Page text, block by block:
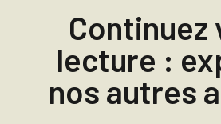
Continuez
lecture :
nos autres